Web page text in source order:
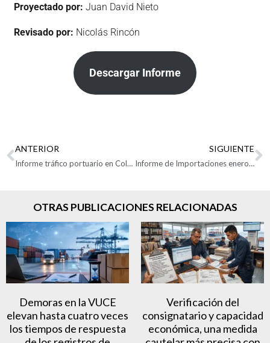
Proyectado por: Juan David Nieto
Revisado por: Nicolás Rincón
Descargar Informe
ANTERIOR
Informe tráfico portuario en Colombia del 2021
SIGUIENTE
Informe de Importaciones enero – diciembre de 2021
OTRAS PUBLICACIONES RELACIONADAS
Demoras en la VUCE
elevan hasta cuatro veces
los tiempos de respuesta
Verificación del
consignatario y capacidad
económica, una medida